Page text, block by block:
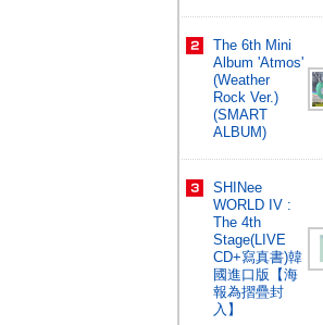
The 6th Mini
Album 'Atmos'
(Weather
Rock Ver.)
(SMART
ALBUM)
SHINee
WORLD IV :
The 4th
Stage(LIVE
CD+寫真書)韓
國進口版【海
報為摺疊封
入】